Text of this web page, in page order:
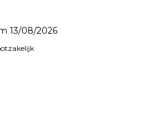
13/08/2026